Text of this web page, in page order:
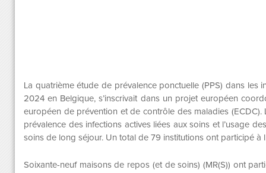
La quatrième étude de prévalence ponctuelle (PPS) dans les
2024 en Belgique, s’inscrivait dans un projet européen
européen de prévention et de contrôle des maladies
prévalence des infections actives liées aux soins et l’usage
soins de long séjour. Un total de 79 institutions ont participé à
Soixante-neuf maisons de repos (et de soins) (MR(S)) ont